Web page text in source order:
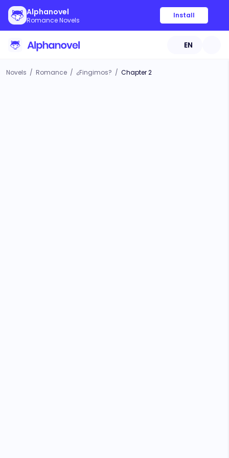
Alphanovel
Romance Novels
Install
EN
Novels / Romance / ¿Fingimos? / Chapter 2